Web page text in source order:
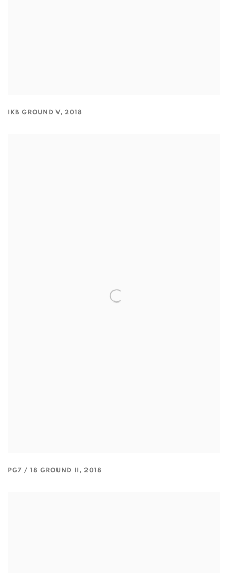
IKB GROUND V,2018
PG7 / 18 GROUND II ,2018